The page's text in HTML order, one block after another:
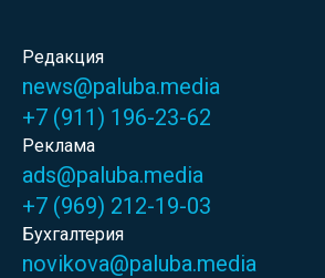
Редакция
news@paluba.media
+7 (911) 196-23-62
Реклама
ads@paluba.media
+7 (969) 212-19-03
Бухгалтерия
novikova@paluba.media